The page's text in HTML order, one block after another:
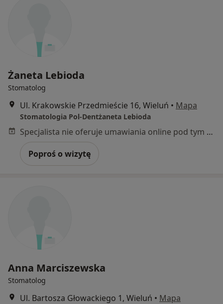
Żaneta Lebioda
Stomatolog
Ul. Krakowskie Przedmieście 16, Wieluń • Mapa
Stomatologia Pol-Dentżaneta Lebioda
Specjalista nie oferuje umawiania online pod tym adresem.
Poproś o wizytę
Anna Marciszewska
Stomatolog
Ul. Bartosza Głowackiego 1, Wieluń • Mapa